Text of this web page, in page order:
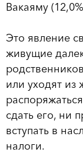
Вакаяму
Это явление
живущие
или уходят из
сдать его, ни
вступать в
налоги.